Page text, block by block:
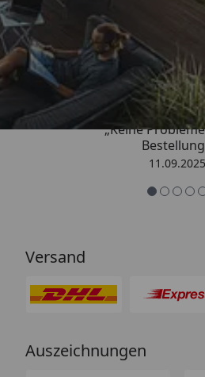
Trusted
5,00/
„Keine
11.09.2025
Versand
Auszeichnungen